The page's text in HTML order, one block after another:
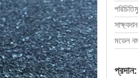
মডেল
প্রদান: